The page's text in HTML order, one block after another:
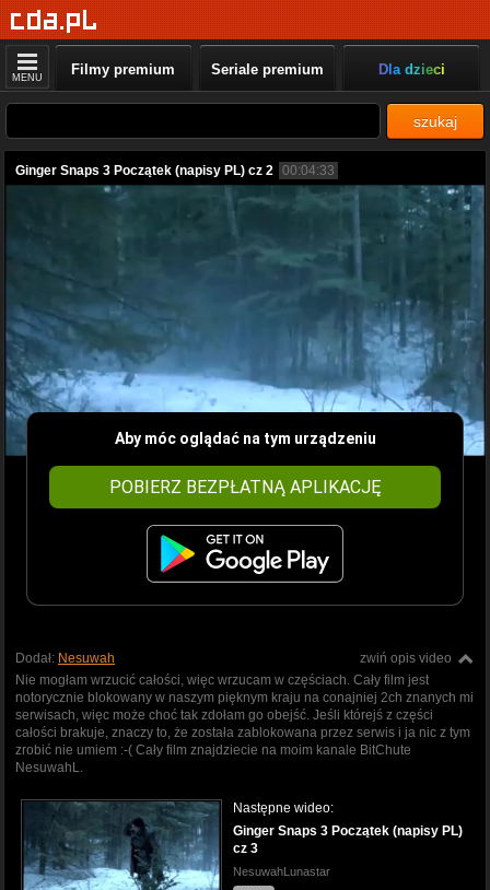
MENU Filmy premium Seriale premium Dla dzieci
szukaj
Ginger Snaps 3 Początek (napisy PL) cz 2 00:04:33
Aby móc oglądać na tym urządzeniu
POBIERZ BEZPŁATNĄ APLIKACJĘ
zwiń opis video
Dodał: Nesuwah
Nie mogłam wrzucić całości, więc wrzucam w częściach. Cały film jest
notorycznie blokowany w naszym pięknym kraju na conajniej 2ch znanych mi
serwisach, więc może choć tak zdołam go obejść. Jeśli którejś z części
całości brakuje, znaczy to, że została zablokowana przez serwis i ja nic z tym
zrobić nie umiem :-( Cały film znajdziecie na moim kanale BitChute
NesuwahL.
Następne wideo:
Ginger Snaps 3 Początek (napisy PL)
cz 3
NesuwahLunastar